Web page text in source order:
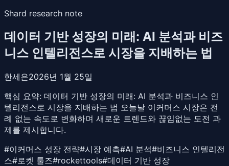
Shard research note
데이터 기반 성장의 미래: AI 분석과 비즈
니스 인텔리전스로 시장을 지배하는 법
한세은2026년 1월 25일
핵심 요약: 데이터 기반 성장의 미래: AI 분석과 비즈니스 인
텔리전스로 시장을 지배하는 법 오늘날 이커머스 시장은 전
례 없는 속도로 변화하며 새로운 트렌드와 끊임없는 도전 과
제를 제시합니다.
#이커머스 성장 전략#시장 예측#AI 분석#비즈니스 인텔리전
스#로켓 툴즈#rockettools#데이터 기반 성장